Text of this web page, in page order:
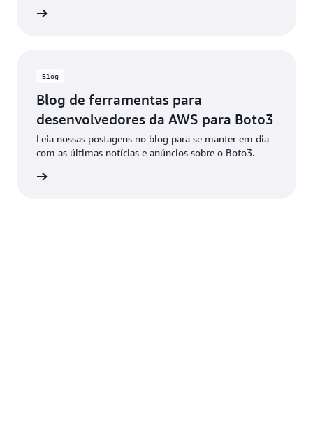
Blog
Blog de ferramentas para
desenvolvedores da AWS para Boto3
Leia nossas postagens no blog para se manter em dia
com as últimas notícias e anúncios sobre o Boto3.